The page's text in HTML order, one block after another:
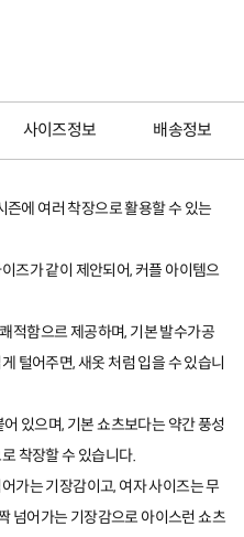
사이즈정보 배송정보
에 여러 착장으로 활용할 수 있는
즈가 같이 제안되어, 커플 아이템으
적함으르 제공하며, 기본 발수가공
털어주면, 새옷 처럼 입을 수 있습니
있으며, 기본 쇼츠보다는 약간 풍성
착장할 수 있습니다.
가는 기장감이고, 여자 사이즈는 무
넘어가는 기장감으로 아이스런 쇼츠